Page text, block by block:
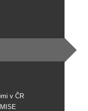
v ČR